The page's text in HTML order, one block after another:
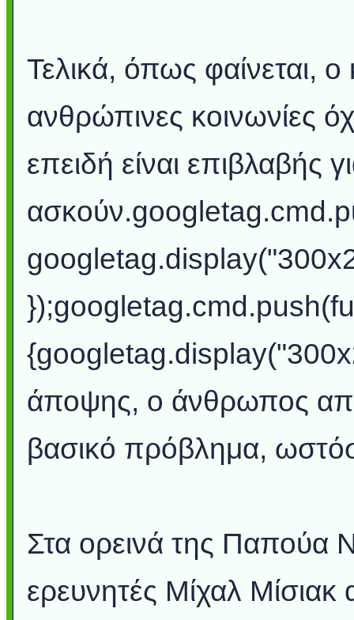
Τελικά, όπως φαίνεται, ο
ανθρώπινες κοινωνίες
επειδή είναι επιβλαβής
άποψης, ο άνθρωπος
βασικό πρόβλημα,
Στα ορεινά της Παπούα
ερευνητές Μίχαλ